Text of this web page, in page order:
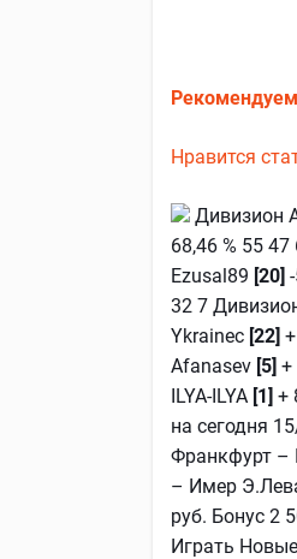
Нравится
Дивизион
68,46 % 55 47
Ezusal89 [20]
32 7
Ykrainec [22]
Afanasev [5] +
ILYA-ILYA [1] +
на сегодня
Франкфурт –
– Имер
руб. Бонус 2
Играть